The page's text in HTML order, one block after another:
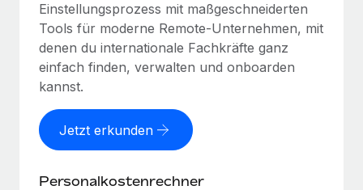
Einstellungsprozess mit maßgeschneiderten
Tools für moderne Remote-Unternehmen, mit
denen du internationale Fachkräfte ganz
einfach finden, verwalten und onboarden
kannst.
Jetzt erkunden
Personalkostenrechner